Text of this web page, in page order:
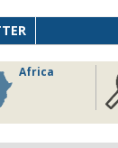
Africa